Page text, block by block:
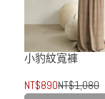
小豹紋寬褲
NT$890NT$1,080